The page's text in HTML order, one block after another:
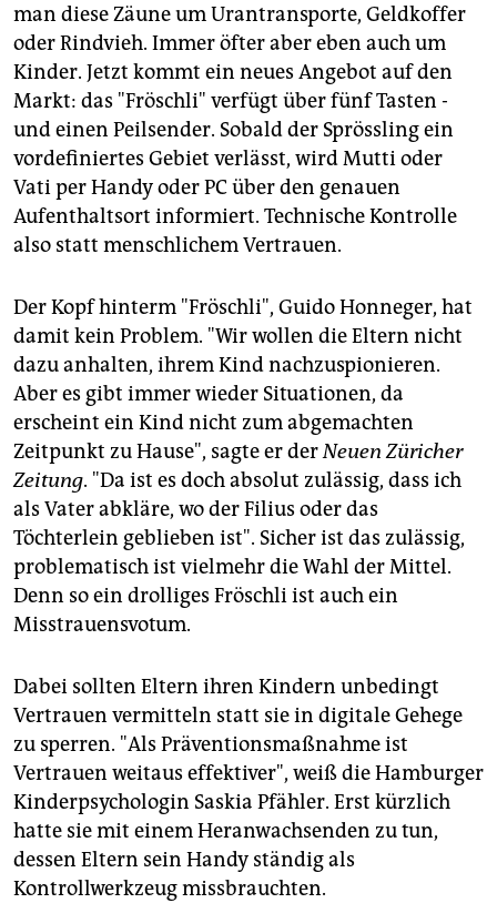
man diese Zäune um Urantransporte, Geldkoffer
oder Rindvieh. Immer öfter aber eben auch um
Kinder. Jetzt kommt ein neues Angebot auf den
Markt: das "Fröschli" verfügt über fünf Tasten -
und einen Peilsender. Sobald der Sprössling ein
vordefiniertes Gebiet verlässt, wird Mutti oder
Vati per Handy oder PC über den genauen
Aufenthaltsort informiert. Technische Kontrolle
also statt menschlichem Vertrauen.
Der Kopf hinterm "Fröschli", Guido Honneger, hat
damit kein Problem. "Wir wollen die Eltern nicht
dazu anhalten, ihrem Kind nachzuspionieren.
Aber es gibt immer wieder Situationen, da
erscheint ein Kind nicht zum abgemachten
Zeitpunkt zu Hause", sagte er derNeuen Züricher
Zeitung. "Da ist es doch absolut zulässig, dass ich
als Vater abkläre, wo der Filius oder das
Töchterlein geblieben ist". Sicher ist das zulässig,
problematisch ist vielmehr die Wahl der Mittel.
Denn so ein drolliges Fröschli ist auch ein
Misstrauensvotum.
Dabei sollten Eltern ihren Kindern unbedingt
Vertrauen vermitteln statt sie in digitale Gehege
zu sperren. "Als Präventionsmaßnahme ist
Vertrauen weitaus effektiver", weiß die Hamburger
Kinderpsychologin Saskia Pfähler. Erst kürzlich
hatte sie mit einem Heranwachsenden zu tun,
dessen Eltern sein Handy ständig als
Kontrollwerkzeug missbrauchten.